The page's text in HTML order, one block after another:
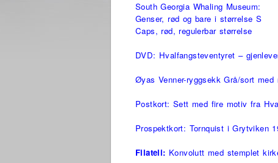
South Georgia Whaling Museum:
Genser, rød og bare i
Caps, rød, regulerbar
DVD: Hvalfangsteventyret –
Øyas Venner-ryggsekk Grå/sort
Postkort: Sett med fire motiv fra
Prospektkort: Tornquist i Grytviken
Filateli: Konvolutt med stemplet